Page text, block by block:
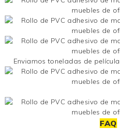
Enviamos toneladas de
FAQ